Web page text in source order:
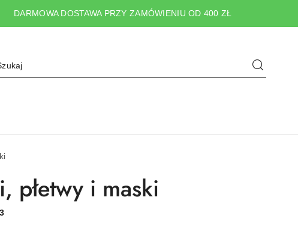
DARMOWA DOSTAWA PRZY ZAMÓWIENIU OD 400 ZŁ
płetwy i maski